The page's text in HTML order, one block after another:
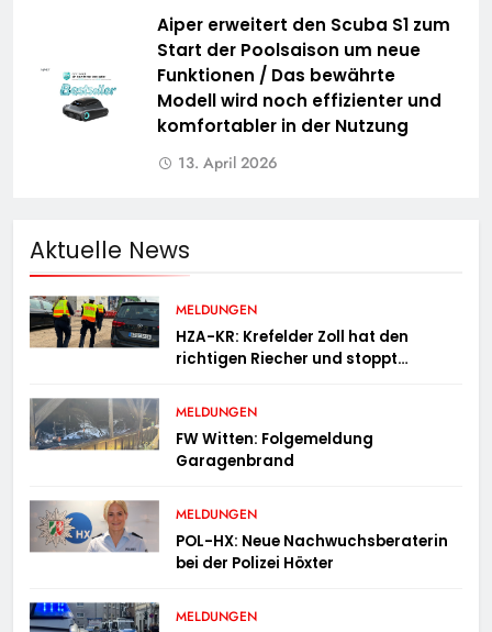
Aiper erweitert den Scuba S1 zum
Start der Poolsaison um neue
Funktionen / Das bewährte
Modell wird noch effizienter und
komfortabler in der Nutzung
13. April 2026
Aktuelle News
MELDUNGEN
HZA-KR: Krefelder Zoll hat den
richtigen Riecher und stoppt
MELDUNGEN
FW Witten: Folgemeldung
Garagenbrand
MELDUNGEN
POL-HX: Neue Nachwuchsberaterin
bei der Polizei Höxter
MELDUNGEN